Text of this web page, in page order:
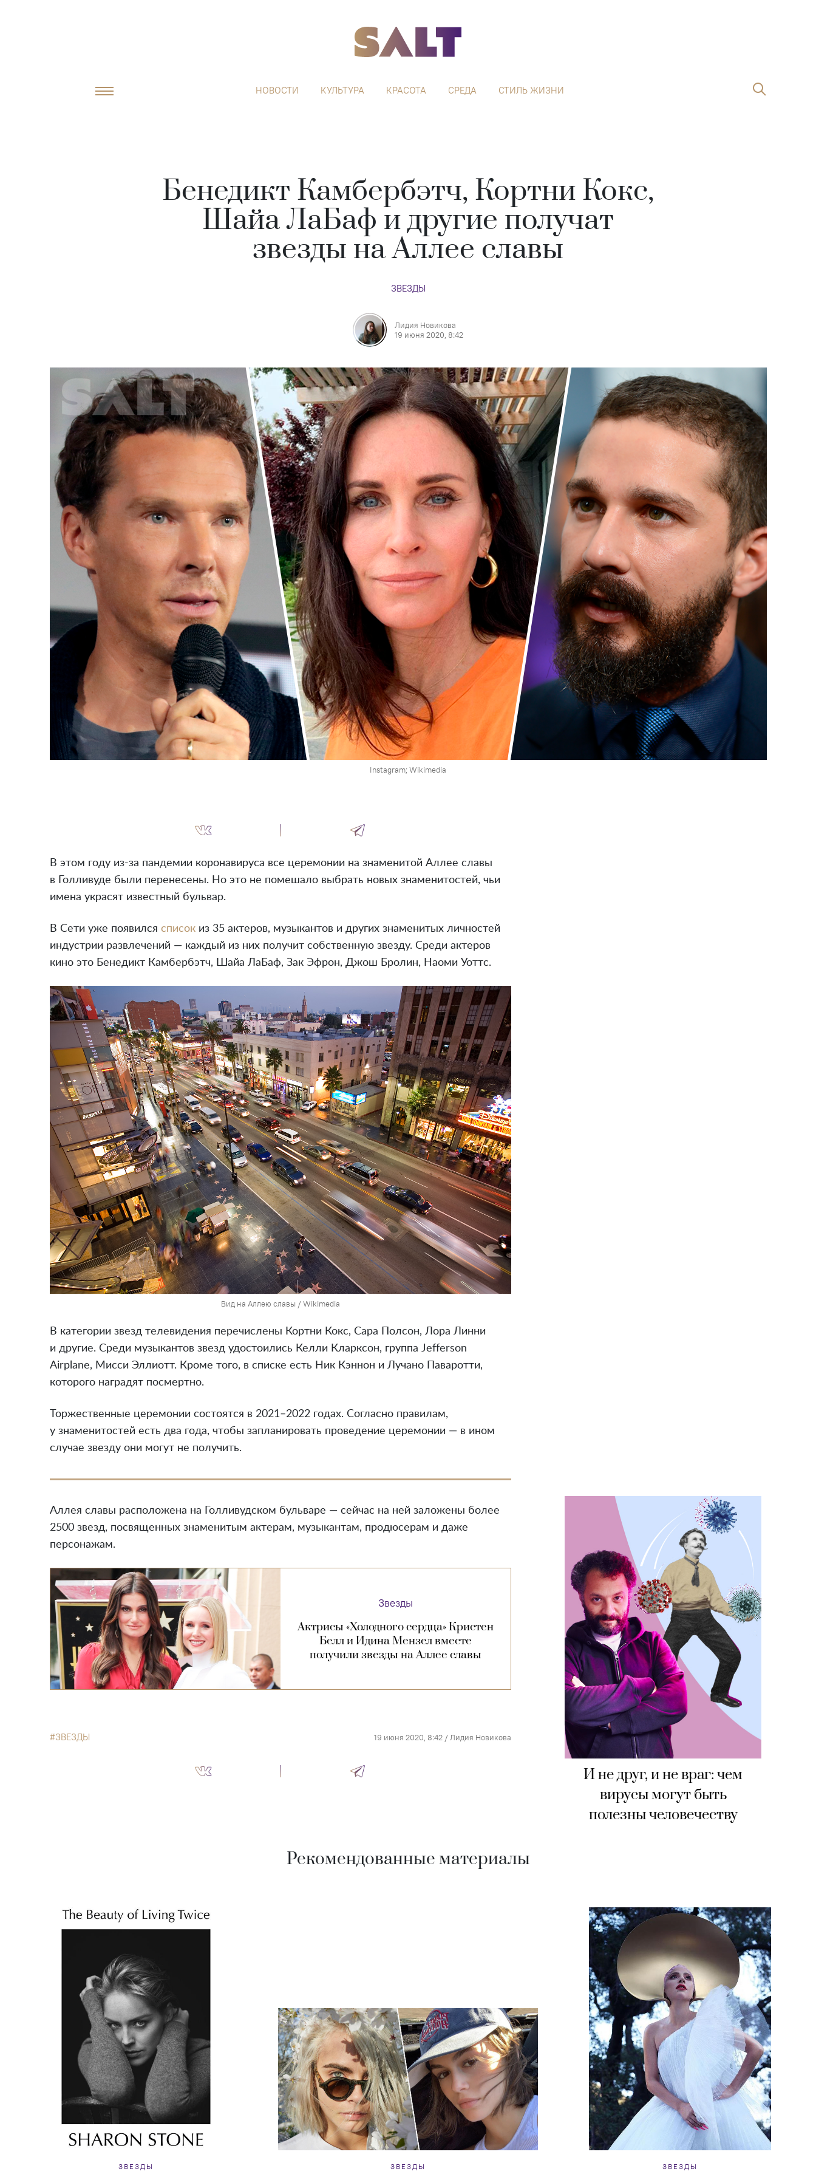
НОВОСТИ КУЛЬТУРА КРАСОТА СРЕДА СТИЛЬ ЖИЗНИ
Бенедикт Камбербэтч, Кортни Кокс,
Шайа ЛаБаф и другие получат
звезды на Аллее славы
ЗВЕЗДЫ
Лидия Новикова
19 июня 2020, 8:42
Instagram; Wikimedia
И не друг, и не враг: чем
вирусы могут быть
полезны человечеству
В этом году из-за пандемии коронавируса все церемонии на знаменитой Аллее славы
в Голливуде были перенесены. Но это не помешало выбрать новых знаменитостей, чьи
имена украсят известный бульвар.
В Сети уже появился списокиз 35 актеров, музыкантов и других знаменитых личностей
индустрии развлечений — каждый из них получит собственную звезду. Среди актеров
кино это Бенедикт Камбербэтч, Шайа ЛаБаф, Зак Эфрон, Джош Бролин, Наоми Уоттс.
Вид на Аллею славы / Wikimedia
В категории звезд телевидения перечислены Кортни Кокс, Сара Полсон, Лора Линни
и другие. Среди музыкантов звезд удостоились Келли Кларксон, группа Jefferson
Airplane, Мисси Эллиотт. Кроме того, в списке есть Ник Кэннон и Лучано Паваротти,
которого наградят посмертно.
Торжественные церемонии состоятся в 2021–2022 годах. Согласно правилам,
у знаменитостей есть два года, чтобы запланировать проведение церемонии — в ином
случае звезду они могут не получить.
Аллея славы расположена на Голливудском бульваре — сейчас на ней заложены более
2500 звезд, посвященных знаменитым актерам, музыкантам, продюсерам и даже
персонажам.
Звезды
Актрисы «Холодного сердца» Кристен
Белл и Идина Мензел вместе
получили звезды на Аллее славы
ЗВЕЗДЫ 19 июня 2020, 8:42 /Лидия Новикова
Рекомендованные материалы
ЗВЕЗДЫ ЗВЕЗДЫ ЗВЕЗДЫ